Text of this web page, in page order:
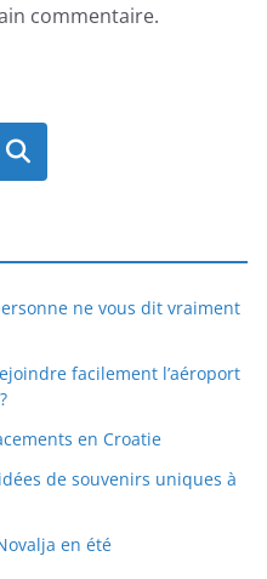
commentaire.
ne vous dit vraiment
facilement l’aéroport
en Croatie
de souvenirs uniques à
en été